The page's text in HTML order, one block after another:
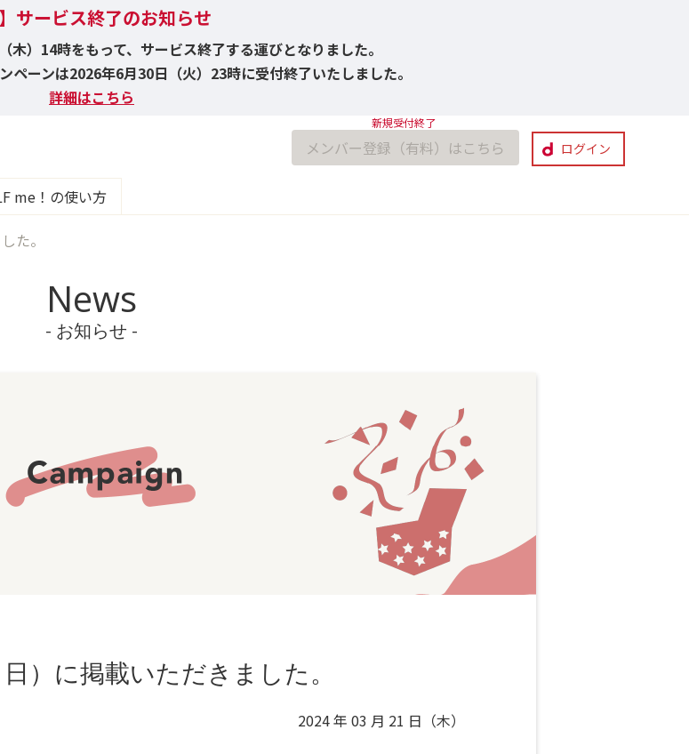
】サービス終了のお知らせ
木）14時をもって、サービス終了する運びとなりました。
ペーンは2026年6月30日（火）23時に受付終了いたしました。
詳細はこちら
メンバー登録（有料）はこちら ログイン
me！の使い方
た。
News
- お知らせ -
）に掲載いただきました。
2024 年 03 月 21 日（木）